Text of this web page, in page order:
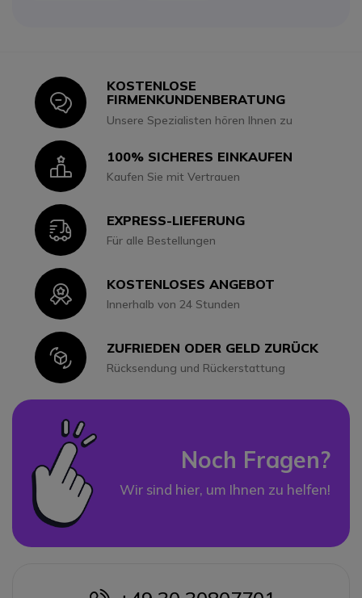
Icon
KOSTENLOSE
FIRMENKUNDENBERATUNG
Unsere Spezialisten hören Ihnen zu
Icon100% SICHERES EINKAUFEN
Kaufen Sie mit Vertrauen
IconEXPRESS-LIEFERUNG
Für alle Bestellungen
IconKOSTENLOSES ANGEBOT
Innerhalb von 24 Stunden
IconZUFRIEDEN ODER GELD ZURÜCK
Rücksendung und Rückerstattung
Noch Fragen?
Wir sind hier, um Ihnen zu helfen!